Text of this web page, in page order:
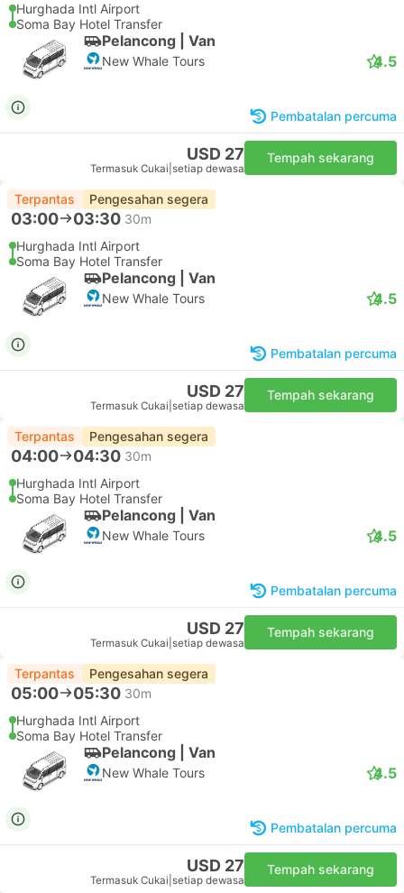
Hurghada Intl Airport
Soma Bay Hotel Transfer
Pelancong | Van
New Whale Tours 4.5
Pembatalan percuma
USD 27
Termasuk Cukai setiap dewasa
Tempah sekarang
Terpantas Pengesahan segera
03:00 03:30 30m
Hurghada Intl Airport
Soma Bay Hotel Transfer
Pelancong | Van
New Whale Tours 4.5
Pembatalan percuma
USD 27
Termasuk Cukai setiap dewasa
Tempah sekarang
Terpantas Pengesahan segera
04:00 04:30 30m
Hurghada Intl Airport
Soma Bay Hotel Transfer
Pelancong | Van
New Whale Tours 4.5
Pembatalan percuma
USD 27
Termasuk Cukai setiap dewasa
Tempah sekarang
Terpantas Pengesahan segera
05:00 05:30 30m
Hurghada Intl Airport
Soma Bay Hotel Transfer
Pelancong | Van
New Whale Tours 4.5
Pembatalan percuma
USD 27
Termasuk Cukai setiap dewasa
Tempah sekarang